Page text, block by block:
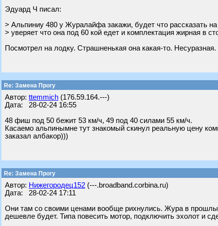
Эдуард Ч писал:
> Альпиниу 480 у Журалайфа закажи, будет что рассказать
> уверяет что она под 60 кой едет и комплектация жирная в
Посмотрел на лодку. Страшненькая она какая-то. Несуразная.
Re: Замена Прогу
Автор: ttemmich (176.59.164.---)
Дата: 28-02-24 16:55
48 фиш под 50 бежит 53 км/ч, 49 под 40 силами 55 км/ч.
Касаемо альпинымне тут знакомый скинул реальную цену
заказал албакор)))
Re: Замена Прогу
Автор: Нижегородец152 (---.broadband.corbina.ru)
Дата: 28-02-24 17:11
Они там со своими ценами вообще рихнулись. Жура в
дешевле будет. Типа повесить мотор, подключить эхолот и